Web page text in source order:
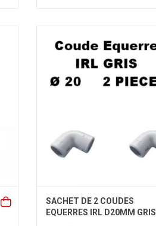
SACHET DE 2 COUDES
EQUERRES IRL D20MM GRIS